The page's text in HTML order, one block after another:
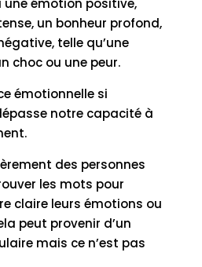
un bonheur profond,
telle qu’une
choc ou une peur.
émotionnelle si
notre capacité à
des personnes
les mots pour
claire leurs émotions ou
peut provenir d’un
mais ce n’est pas